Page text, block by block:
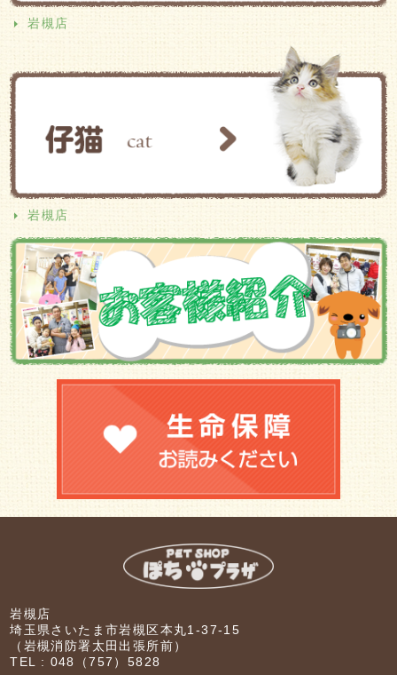
岩槻店
岩槻店
岩槻店
埼玉県さいたま市岩槻区本丸1-37-15
（岩槻消防署太田出張所前）
TEL : 048（757）5828